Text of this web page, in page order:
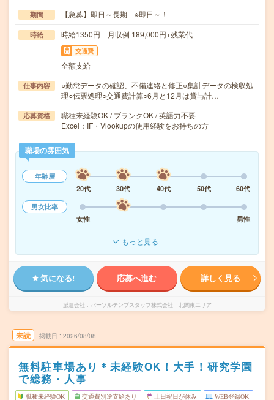
期間 【急募】即日～長期 ※即日～！
時給 時給1350円 月収例 189,000円+残業代
交通費
全額支給
仕事内容
○勤怠データの確認、不備連絡と修正○集計データの検収処
理○伝票処理○交通費計算○6月と12月は賞与計…
応募資格
職種未経験OK / ブランクOK / 英語力不要
Excel：IF・Vlookupの使用経験をお持ちの方
職場の雰囲気
年齢層
20代
30代 40代 50代
60代
男女比率
女性
男性
もっと見る
気になる! 応募へ進む 詳しく見る
派遣会社 パーソルテンプスタッフ株式会社 北関東エリア
未読 掲載日 2026/08/08
無料駐車場あり＊未経験OK！大手！研究学園
で総務・人事
職種未経験OK 交通費別途支給あり 土日祝日が休み WEB登録OK